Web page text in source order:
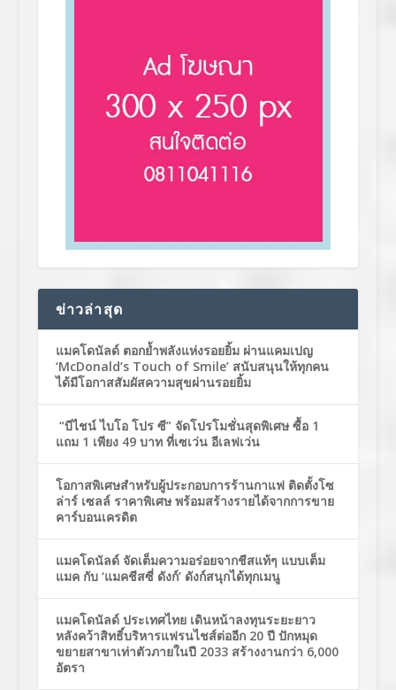
ข่าวล่าสุด
แมคโดนัลด์ ตอกย้ำพลังแห่งรอยยิ้ม ผ่านแคมเปญ
‘McDonald’s Touch of Smile’ สนับสนุนให้ทุกคน
ได้มีโอกาสสัมผัสความสุขผ่านรอยยิ้ม
“บีไชน์ ไบโอ โปร ซี” จัดโปรโมชั่นสุดพิเศษ ซื้อ 1
แถม 1 เพียง 49 บาท ที่เซเว่น อีเลฟเว่น
โอกาสพิเศษสำหรับผู้ประกอบการร้านกาแฟ ติดตั้งโซ
ล่าร์ เซลล์ ราคาพิเศษ พร้อมสร้างรายได้จากการขาย
คาร์บอนเครดิต
แมคโดนัลด์ จัดเต็มความอร่อยจากชีสแท้ๆ แบบเต็ม
แมค กับ ‘แมคชีสซี่ ดังก์’ ดังก์สนุกได้ทุกเมนู
แมคโดนัลด์ ประเทศไทย เดินหน้าลงทุนระยะยาว
หลังคว้าสิทธิ์บริหารแฟรนไชส์ต่ออีก 20 ปี ปักหมุด
ขยายสาขาเท่าตัวภายในปี 2033 สร้างงานกว่า 6,000
อัตรา